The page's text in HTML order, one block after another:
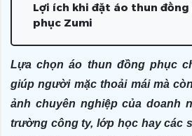
Lợi ích khi đặt áo thun
phục Zumi
Lựa chọn áo thun đồng phục
giúp người mặc thoải mái mà
ảnh chuyên nghiệp của doanh
trường công ty, lớp học hay các